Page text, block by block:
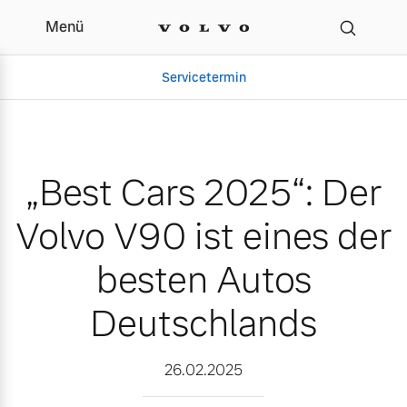
„Best Cars 2025“: Der
Menü
Servicetermin
Aktuelle Zubehörangebote
Volvo Gebrauchtwagenbörse
Über uns
„Best Cars 2025“: Der
Volvo V90 ist eines der
besten Autos
Deutschlands
26.02.2025